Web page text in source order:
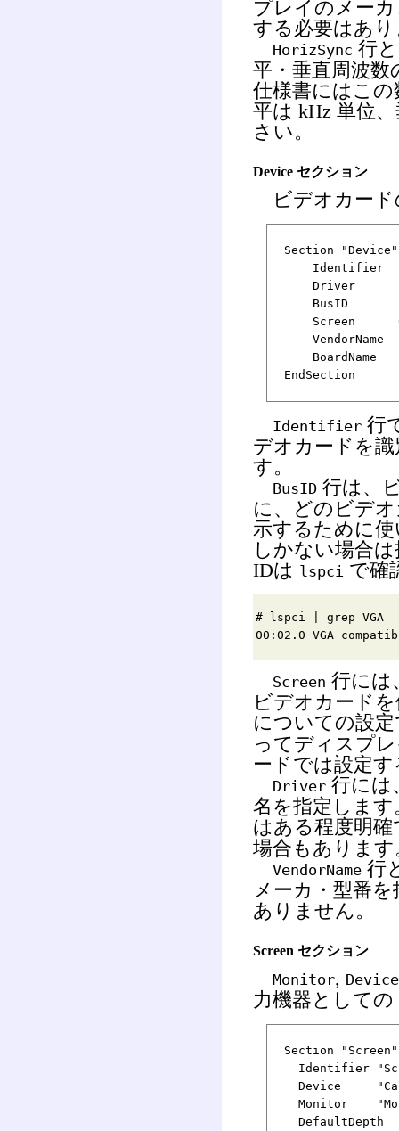
プレイのメー
する必要はあ
HorizSync 行
平・垂直周波数
仕様書にはこ
平は kHz 単位
さい。
Device セクション
ビデオカード
Section "Device"
Identifier
Driver
BusID
Screen
VendorName
BoardName
EndSection
Identifier 行
デオカードを
す。
BusID 行は、
に、どのビデ
示するために
しかない場合
IDは lspci で確
# lspci | grep VGA
00:02.0 VGA
Screen 行には
ビデオカード
についての設
ってディスプ
ードでは設定
Driver 行には
名を指定します
はある程度明
場合もあります
VendorName 行
メーカ・型番
ありません。
Screen セクション
Monitor, Device
力機器として
Section "Screen"
Identifier
Device
Monitor